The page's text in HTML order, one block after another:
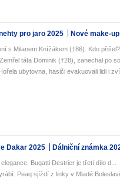
pro jaro 2025 Nové make-
s Milanem Knížákem (†86). Kdo přišel?
táta Dominik (†28), zanechal po
ubytovna, hasiči evakuovali lidi i
Dakar 2025 Dálniční známka
Bugatti Destrier je třetí dílo d...
Peaq sjíždí z linky v Mladé Boleslavi